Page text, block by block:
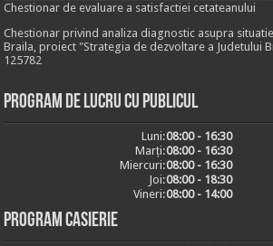
Chestionar de evaluare a satisfactiei cetateanului
Chestionar privind analiza diagnostic asupra
Braila, proiect "Strategia de dezvoltare a Judetului
125782
Program de lucru cu publicul
Luni:08:00 - 16:30
Marți:08:00 - 16:30
Miercuri:08:00 - 16:30
Joi:08:00 - 18:30
Vineri:08:00 - 14:00
Program casierie